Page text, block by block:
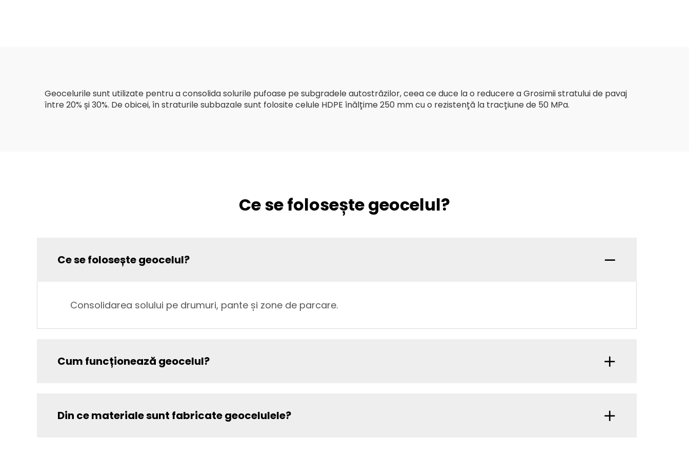
Geocelurile sunt utilizate pentru a consolida solurile pufoase pe subgradele autostrăzilor, ceea ce duce la o reducere a Grosimii stratului de pavaj
între 20% și 30%. De obicei, în straturile subbazale sunt folosite celule HDPE înălțime 250 mm cu o rezistență la tracțiune de 50 MPa.
Ce se folosește geocelul?
Ce se folosește geocelul?
Consolidarea solului pe drumuri, pante și zone de parcare.
Cum funcționează geocelul?
Din ce materiale sunt fabricate geocelulele?